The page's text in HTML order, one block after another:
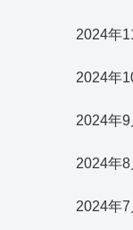
2024年
2024年
2024年9
2024年8
2024年7